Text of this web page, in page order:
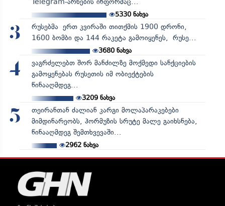
Telegram-არხების ინფორმაც...
5330ნახვა
3
რუსებმა ერთ კვირაში თითქმის 1900 დრონი,
1600 ბომბი და 144 რაკეტა გამოიყენეს, რუსე...
3680ნახვა
4
ვაგრძელებთ შორ მანძილზე მოქმედი სანქციების
გამოყენებას რუსეთის იმ ობიექტების
წინააღმდეგ...
3209ნახვა
5
თეირანთან ძალიან კარგი მოლაპარაკებები
მიმდინარეობს, ჰორმუზის სრუტე მალე გაიხსნება,
წინააღმდეგ შემთხვევაში...
2962ნახვა